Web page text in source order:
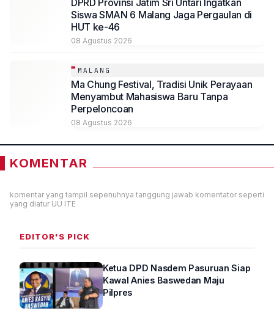
Siswa SMAN 6 Malang Jaga Pergaulan di
HUT ke-46
08 Agustus 2026
MALANG
Ma Chung Festival, Tradisi Unik Perayaan
Menyambut Mahasiswa Baru Tanpa
Perpeloncoan
08 Agustus 2026
KOMENTAR
komentar yang tampil sepenuhnya tanggung jawab komentator seperti
yang diatur UU ITE
EDITOR'S PICK
Ketua DPD Nasdem Pasuruan Siap
Kawal Anies Baswedan Maju
Pilpres